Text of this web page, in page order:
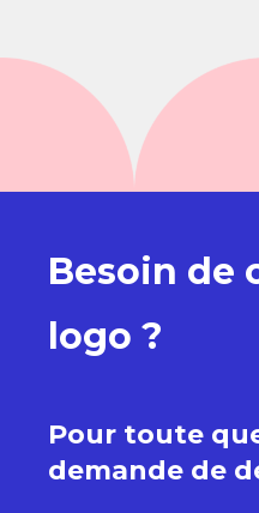
Besoin de
logo ?
Pour toute
demande de